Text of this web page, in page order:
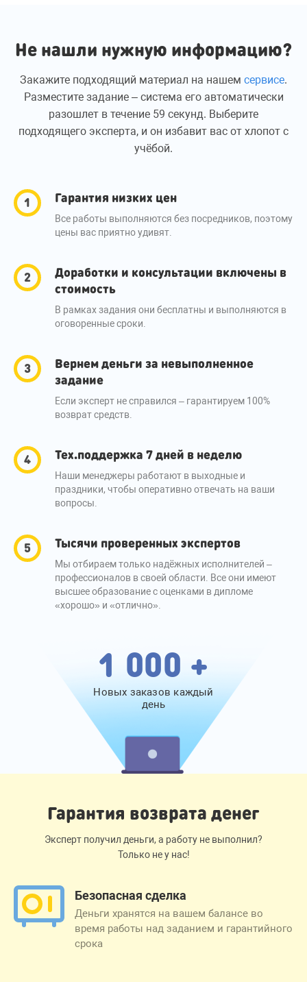
Не нашли нужную информацию?
Закажите подходящий материал на нашем сервисе.
Разместите задание – система его автоматически
разошлет в течение 59 секунд. Выберите
подходящего эксперта, и он избавит вас от хлопот с
учёбой.
Гарантия низких цен
Все работы выполняются без посредников, поэтому
цены вас приятно удивят.
Доработки и консультации включены в
стоимость
В рамках задания они бесплатны и выполняются в
оговоренные сроки.
Вернем деньги за невыполненное
задание
Если эксперт не справился – гарантируем 100%
возврат средств.
Тех.поддержка 7 дней в неделю
Наши менеджеры работают в выходные и
праздники, чтобы оперативно отвечать на ваши
вопросы.
Тысячи проверенных экспертов
Мы отбираем только надёжных исполнителей –
профессионалов в своей области. Все они имеют
высшее образование с оценками в дипломе
«хорошо» и «отлично».
1 000 +
Новых заказов каждый
день
Гарантия возврата денег
Эксперт получил деньги, а работу не выполнил?
Только не у нас!
Безопасная сделка
Деньги хранятся на вашем балансе во
время работы над заданием и гарантийного
срока